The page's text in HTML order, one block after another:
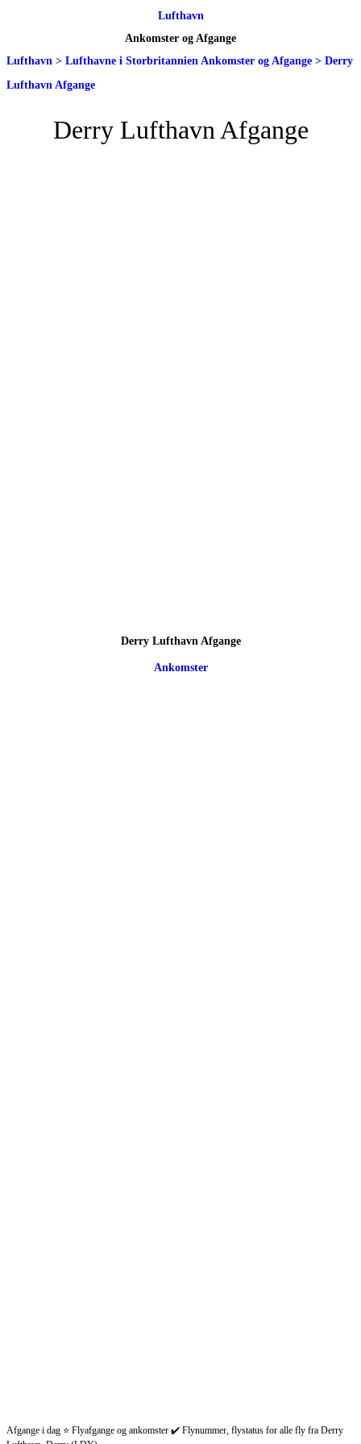
Lufthavn
Ankomster og Afgange
Lufthavn > Lufthavne i Storbritannien Ankomster og Afgange > Derry
Lufthavn Afgange
Derry Lufthavn Afgange
Derry Lufthavn Afgange
Ankomster
Afgange i dag ⭐ Flyafgange og ankomster ✔️ Flynummer, flystatus for alle fly fra Derry